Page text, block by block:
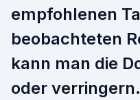
empfohlenen
beobachteten
kann man die
oder verringern.